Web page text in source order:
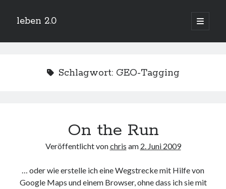
leben 2.0
öffnen
Sidebar
Arduino und BME 280
Minecraft-Server
Leben 2.0 Reloaded (?)
18. November 2018
Schlagwort: GEO-Tagging
On the Run
Veröffentlicht vonchris am 2. Juni 2009
… oder wie erstelle ich eine Wegstrecke mit Hilfe von
Google Maps und einem Browser, ohne dass ich sie mit